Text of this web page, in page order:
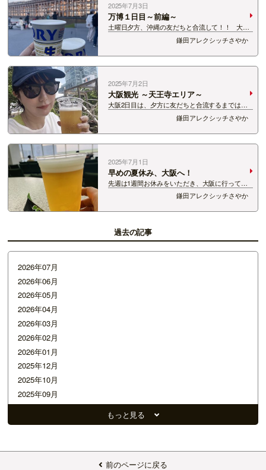
2025年7月3日
万博１日目～前編～
土曜日夕方、沖縄の友だちと合流して！！ 大
阪・関西万博にきたー！！！ 大屋根リングを眺め
ながら、乾杯！！ リング、写真や映像で見て想
像していたより迫力ありました・・・！ &nbs…
鎌田アレクシッチさやか
2025年7月2日
大阪観光 ～天王寺エリア～
大阪2日目は、夕方に友だちと合流するまでは一
人観光！ ノープランだったのですが(笑)、思いつ
きで天王寺エリアへ。 天王寺の芝生広場「天し
ば」で、日本で2番目に高い超高層ビル・あべの
ハルカスを眺めながら乾杯～！ &nbsp…
鎌田アレクシッチさやか
2025年7月1日
早めの夏休み、大阪へ！
先週は1週間お休みをいただき、大阪に行ってき
ました～！ 夕方の便で新潟空港から、伊丹空港
へ！ 車に乗らない旅だからこそできる、旅のはじ
まりの、乾杯！！ 1杯ごとにおつまみついてくる
鎌田アレクシッチさやか
過去の記事
2026年07月
2026年06月
2026年05月
2026年04月
2026年03月
2026年02月
2026年01月
2025年12月
2025年10月
2025年09月
2025年08月
2025年05月
もっと見る
前のページに戻る